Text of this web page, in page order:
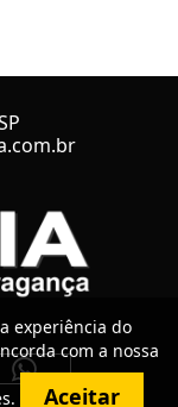
experiência do
com a nossa
Aceitar